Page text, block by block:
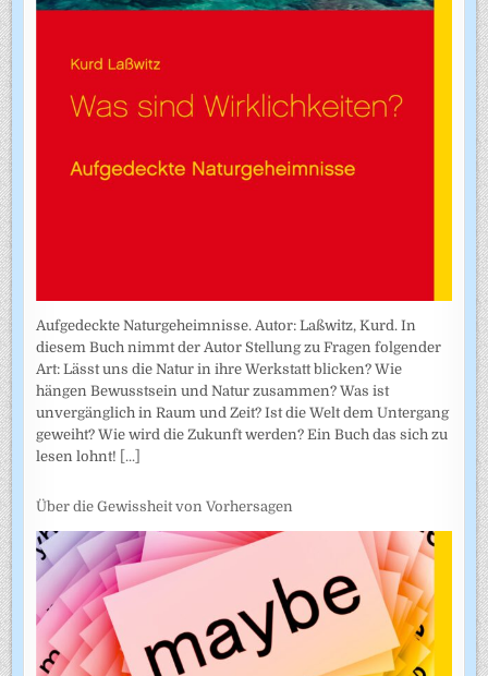
Aufgedeckte Naturgeheimnisse. Autor: Laßwitz, Kurd. In
diesem Buch nimmt der Autor Stellung zu Fragen folgender
Art: Lässt uns die Natur in ihre Werkstatt blicken? Wie
hängen Bewusstsein und Natur zusammen? Was ist
unvergänglich in Raum und Zeit? Ist die Welt dem Untergang
geweiht? Wie wird die Zukunft werden? Ein Buch das sich zu
lesen lohnt! [...]
Über die Gewissheit von Vorhersagen